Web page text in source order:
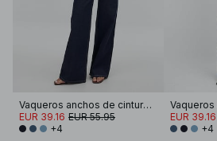
Vaqueros anchos de cintura alta
EUR 39.16 EUR 55.95
+4
EUR 39.16
+4